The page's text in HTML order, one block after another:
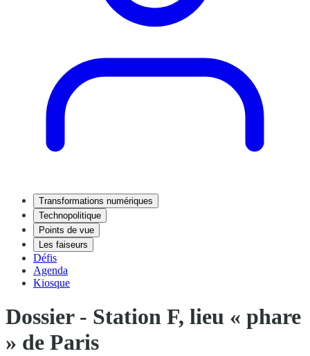
Transformations numériques
Technopolitique
Points de vue
Les faiseurs
Défis
Agenda
Kiosque
Dossier - Station F, lieu « phare
» de Paris